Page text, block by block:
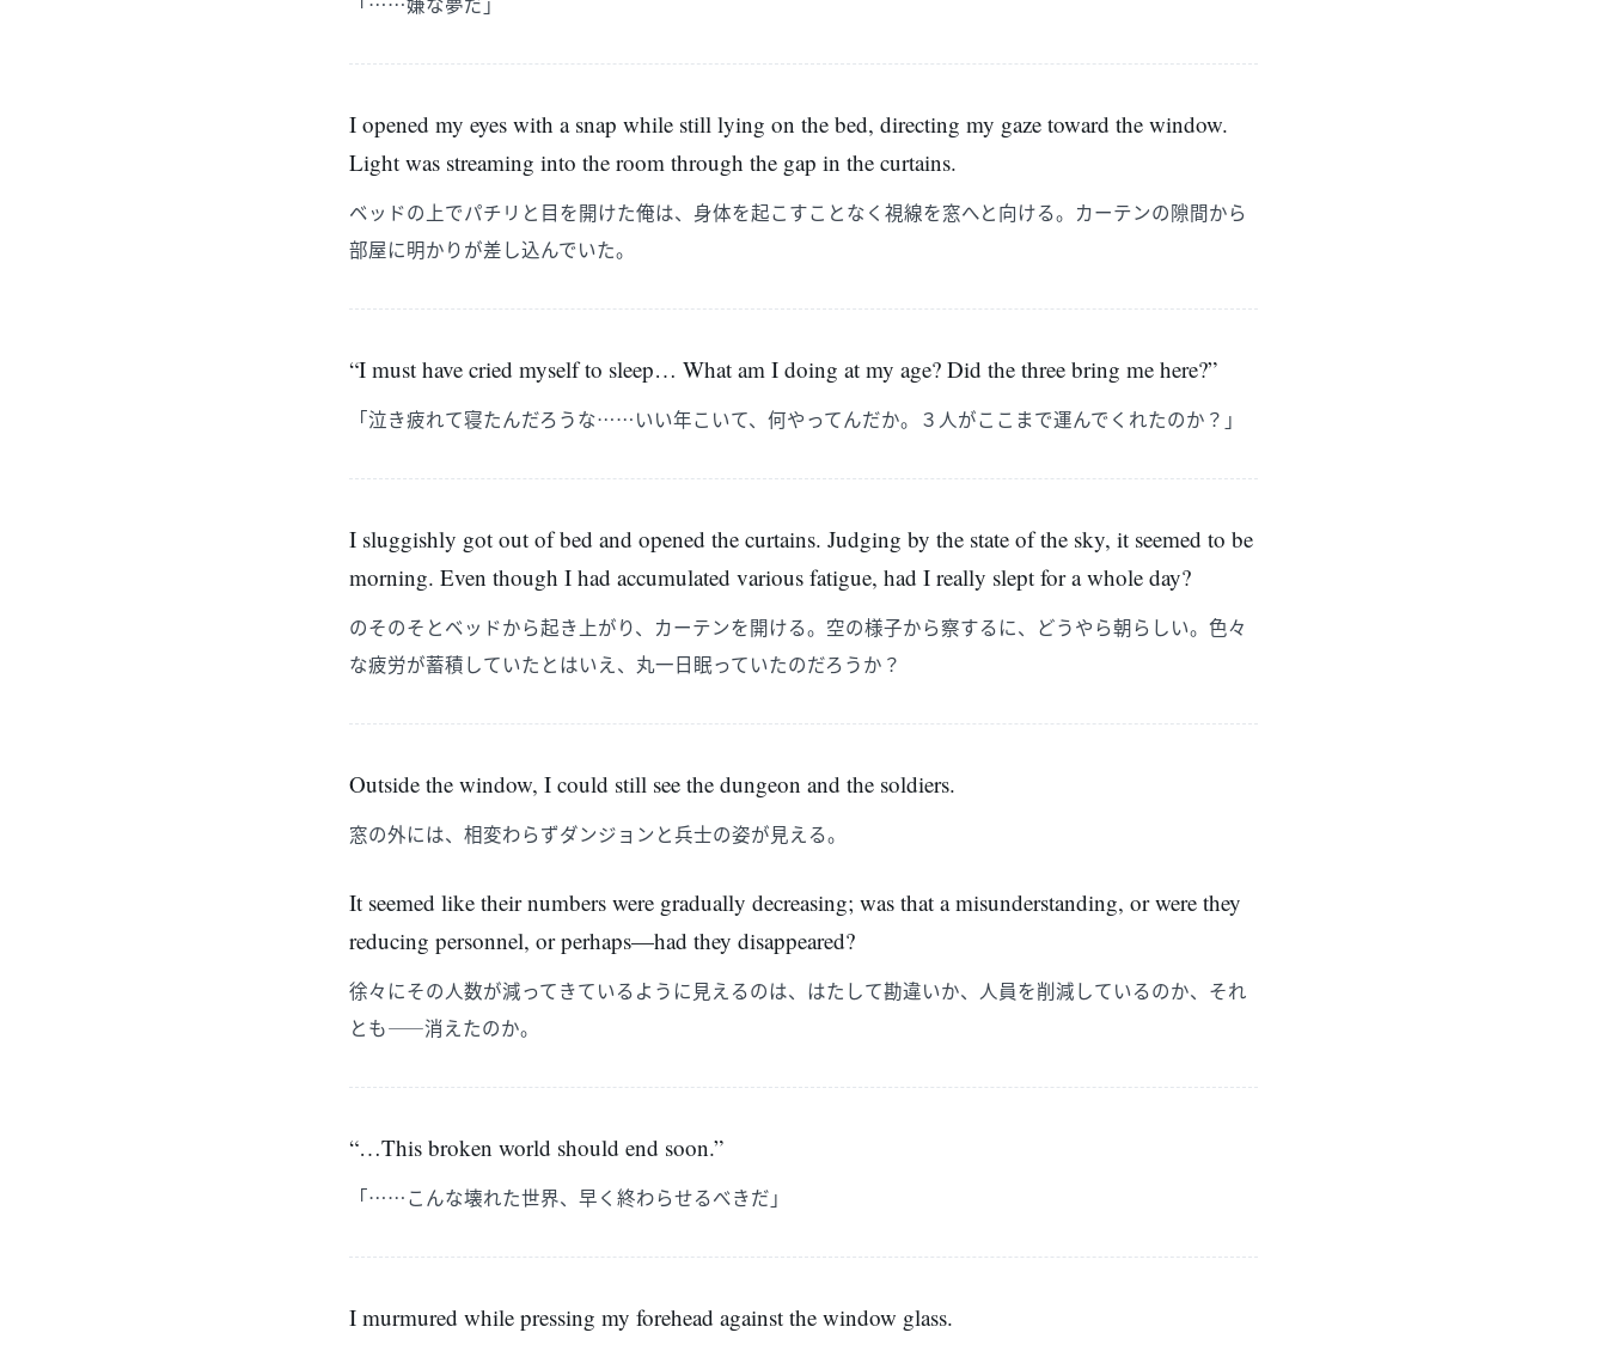
I opened my eyes with a snap while still lying on the bed, directing my gaze toward the window.
Light was streaming into the room through the gap in the curtains.
ベッドの上でパチリと目を開けた俺は、身体を起こすことなく視線を窓へと向ける。カーテンの隙間から
部屋に明かりが差し込んでいた。
“I must have cried myself to sleep… What am I doing at my age? Did the three bring me here?”
「泣き疲れて寝たんだろうな……いい年こいて、何やってんだか。３人がここまで運んでくれたのか？」
I sluggishly got out of bed and opened the curtains. Judging by the state of the sky, it seemed to be
morning. Even though I had accumulated various fatigue, had I really slept for a whole day?
のそのそとベッドから起き上がり、カーテンを開ける。空の様子から察するに、どうやら朝らしい。色々
な疲労が蓄積していたとはいえ、丸一日眠っていたのだろうか？
Outside the window, I could still see the dungeon and the soldiers.
窓の外には、相変わらずダンジョンと兵士の姿が見える。
It seemed like their numbers were gradually decreasing; was that a misunderstanding, or were they
reducing personnel, or perhaps—had they disappeared?
徐々にその人数が減ってきているように見えるのは、はたして勘違いか、人員を削減しているのか、それ
とも――消えたのか。
“…This broken world should end soon.”
「……こんな壊れた世界、早く終わらせるべきだ」
I murmured while pressing my forehead against the window glass.